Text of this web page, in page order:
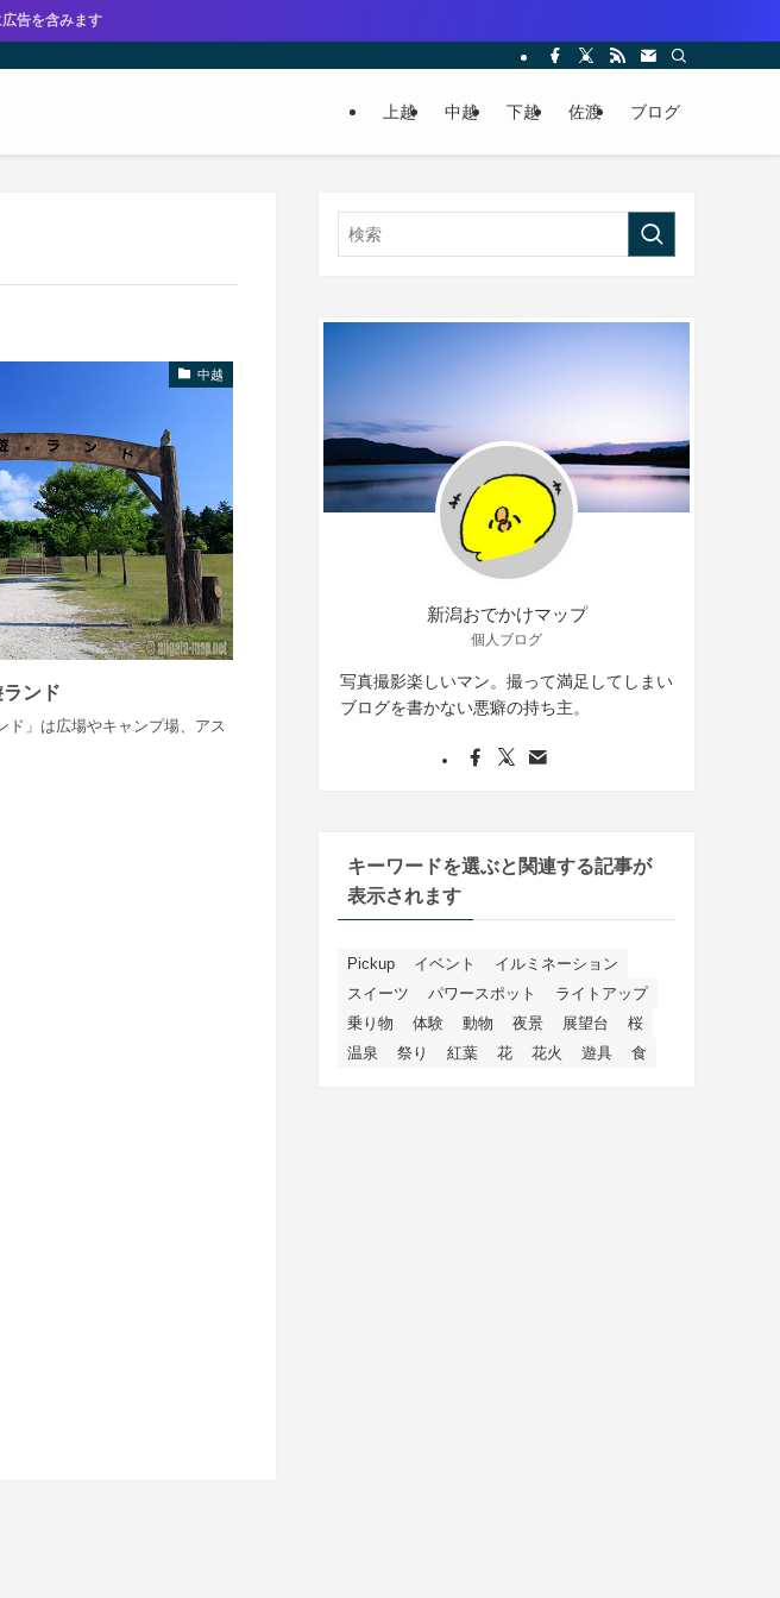
告を含みます
上越 中越 下越 佐渡 ブログ
中越
ンド
ド」は広場やキャンプ場、アス
新潟おでかけマップ
個人ブログ
写真撮影楽しいマン。撮って満足してしまい
ブログを書かない悪癖の持ち主。
キーワードを選ぶと関連する記事が
表示されます
Pickup イベント
イルミネーション
スイーツ
パワースポット
ライトアップ
乗り物
体験 動物 夜景 展望台
桜
温泉
祭り 紅葉 花 花火 遊具 食